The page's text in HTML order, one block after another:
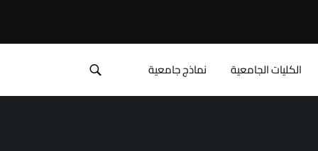
الكليات الجامعية نماذج جامعية